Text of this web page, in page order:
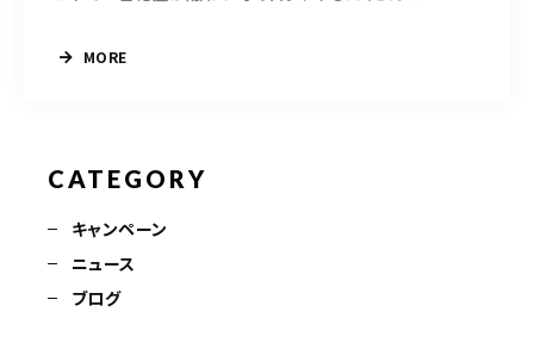
MORE
CATEGORY
キャンペーン
ニュース
ブログ